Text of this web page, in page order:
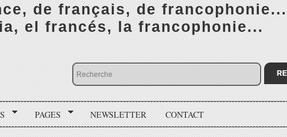
de français, de
el francés, la francophonie...
PAGES NEWSLETTER CONTACT